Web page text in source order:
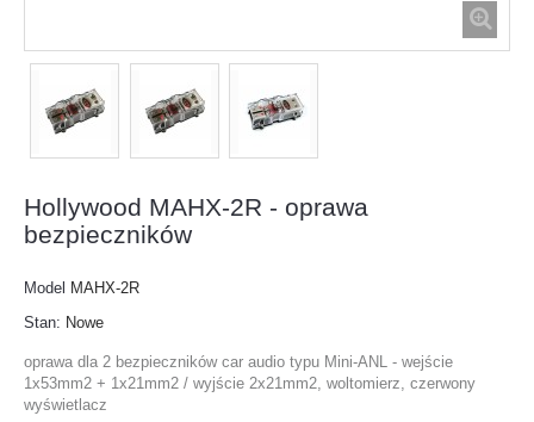
Hollywood MAHX-2R - oprawa
bezpieczników
Model MAHX-2R
Stan: Nowe
oprawa dla 2 bezpieczników car audio typu Mini-ANL - wejście
1x53mm2 + 1x21mm2 / wyjście 2x21mm2, woltomierz, czerwony
wyświetlacz